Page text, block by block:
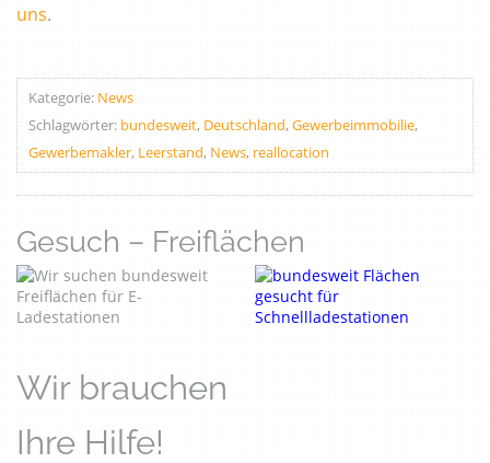
uns.
Kategorie: News
Schlagwörter: bundesweit, Deutschland, Gewerbeimmobilie,
Gewerbemakler, Leerstand, News, reallocation
Gesuch – Freiflächen
Wir brauchen
Ihre Hilfe!